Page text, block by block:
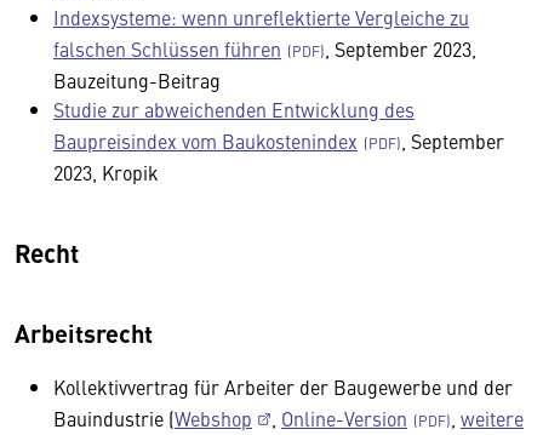
Indexsysteme: wenn unreflektierte Vergleiche zu
falschen Schlüssen führen
, September 2023,
Bauzeitung-Beitrag
Studie zur abweichenden Entwicklung des
Baupreisindex vom Baukostenindex
, September
2023, Kropik
Recht
Arbeitsrecht
Kollektivvertrag für Arbeiter der Baugewerbe und der
Bauindustrie (Webshop Online-Version
weitere